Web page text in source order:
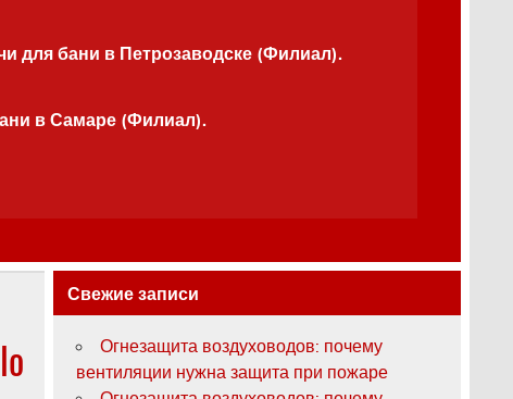
для бани в Петрозаводске (Филиал).
в Самаре (Филиал).
Свежие записи
Огнезащита воздуховодов: почему
вентиляции нужна защита при пожаре